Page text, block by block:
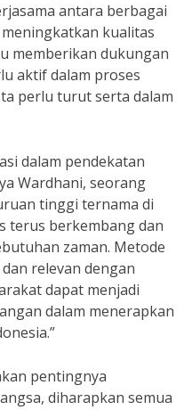
antara berbagai
kualitas
memberikan dukungan
aktif dalam proses
perlu turut serta dalam
dalam pendekatan
Wardhani, seorang
tinggi ternama di
terus berkembang dan
zaman. Metode
relevan dengan
dapat menjadi
dalam menerapkan
pentingnya
diharapkan semua